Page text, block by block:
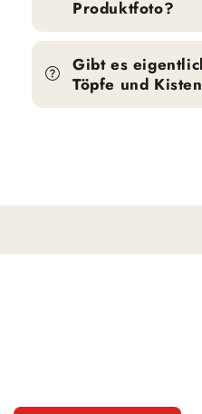
Produktfoto?
Gibt es
Töpfe und